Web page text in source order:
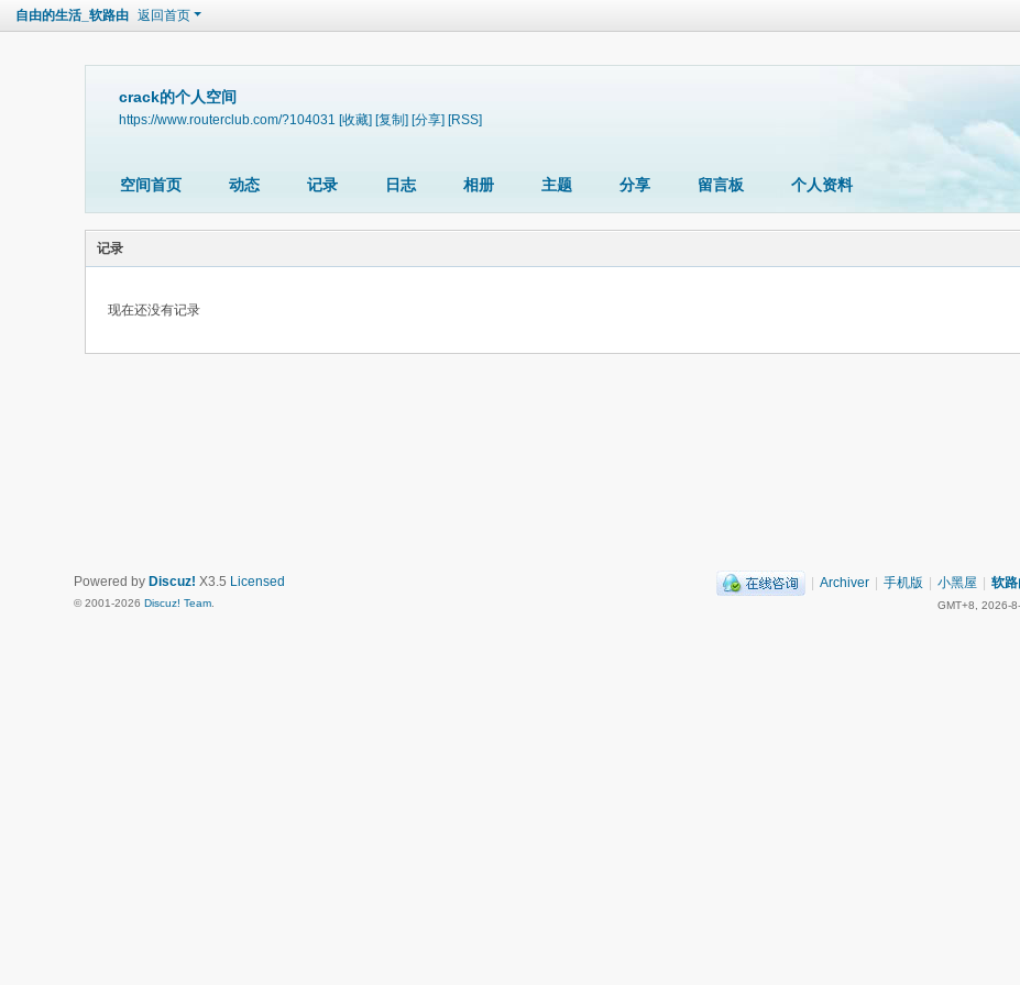
自由的生活_软路由 返回首页
crack的个人空间
https://www.routerclub.com/?104031 [收藏] [复制] [分享] [RSS]
空间首页 动态 记录 日志 相册 主题 分享 留言板 个人资料
记录
现在还没有记录
| Archiver | 手机版 | 小黑屋 | 软
GMT+8, 2026-
Powered by Discuz! X3.5 Licensed
© 2001-2026 Discuz! Team